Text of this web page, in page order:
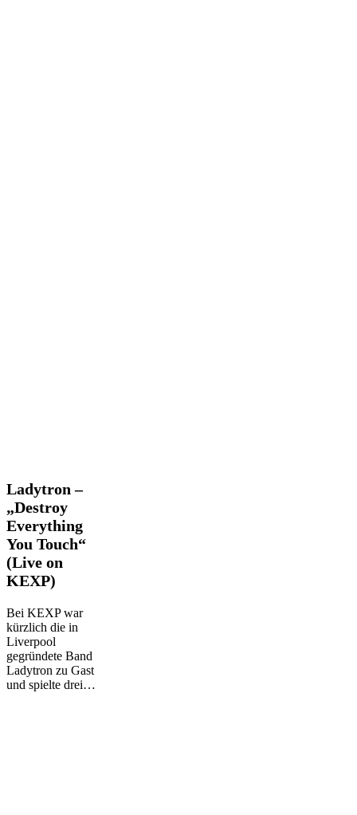
Ladytron
„Destroy
Everything
You
Touch“
(Live
on
Ladytron –
„Destroy
Everything
You Touch“
(Live on
KEXP)
Bei KEXP war
kürzlich die in
Liverpool
gegründete Band
Ladytron zu Gast
und spielte drei…